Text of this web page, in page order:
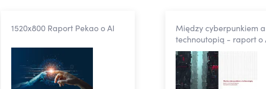
1520x800 Raport Pekao o AI
Między cyberpunkiem a
technoutopią - raport o